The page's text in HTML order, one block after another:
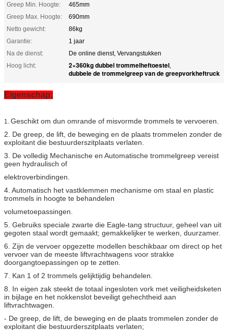
Greep Min. Hoogte:
465mm
Greep Max. Hoogte:
690mm
Netto gewicht:
86kg
Garantie:
1 jaar
Na de dienst:
De online dienst, Vervangstukken
Hoog licht:
2×360kg dubbel trommelheftoestel,
dubbele de trommelgreep van de greepvorkheftruck
Eigenschap:
1. Geschikt om dun omrande of misvormde trommels te vervoeren.
2. De greep, de lift, de beweging en de plaats trommelen zonder de
exploitant die bestuurderszitplaats verlaten.
3. De volledig Mechanische en Automatische trommelgreep vereist
geen hydraulisch of
elektroverbindingen.
4. Automatisch het vastklemmen mechanisme om staal en plastic
trommels in hoogte te behandelen
volumetoepassingen.
5. Gebruiks speciale zwarte die Eagle-tang structuur, geheel van uit
gegoten staal wordt gemaakt; gemakkelijker te werken, duurzamer.
6. Zijn de vervoer opgezette modellen beschikbaar om direct op het
vervoer van de meeste liftvrachtwagens voor strakke
doorgangtoepassingen op te zetten.
7. Kan 1 of 2 trommels gelijktijdig behandelen.
8. In eigen zak steekt de totaal ingesloten vork met veiligheidsketen
in bijlage en het nokkenslot beveiligt gehechtheid aan
liftvrachtwagen.
- De greep, de lift, de beweging en de plaats trommelen zonder de
exploitant die bestuurderszitplaats verlaten;